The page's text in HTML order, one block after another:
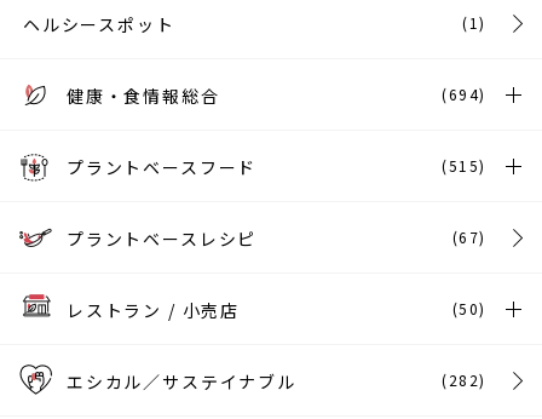
ヘルシースポット (1)
健康・食情報総合 (694)
プラントベースフード (515)
プラントベースレシピ (67)
レストラン / 小売店 (50)
エシカル／サステイナブル (282)